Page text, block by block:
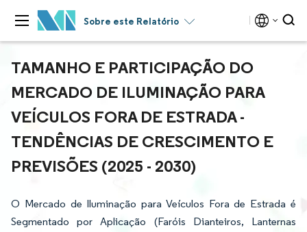
Sobre este Relatório
TAMANHO E PARTICIPAÇÃO DO
MERCADO DE ILUMINAÇÃO PARA
VEÍCULOS FORA DE ESTRADA -
TENDÊNCIAS DE CRESCIMENTO E
PREVISÕES (2025 - 2030)
O Mercado de Iluminação para Veículos Fora de Estrada é
Segmentado por Aplicação (Faróis Dianteiros, Lanternas